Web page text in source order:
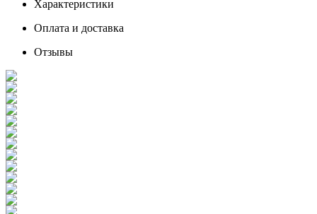
Характеристики
Оплата и доставка
Отзывы